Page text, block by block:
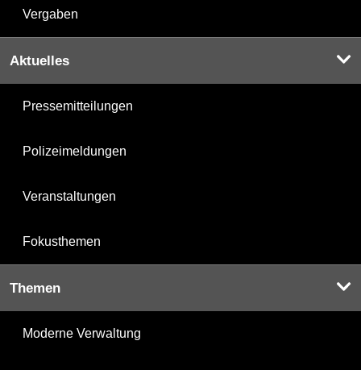
Vergaben
Aktuelles
Pressemitteilungen
Polizeimeldungen
Veranstaltungen
Fokusthemen
Themen
Moderne Verwaltung